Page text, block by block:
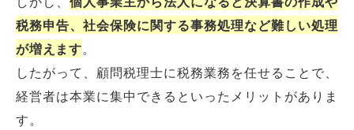
税務申告、社会保険に関する事務処理など難しい処理
が増えます。
したがって、顧問税理士に税務業務を任せることで、
経営者は本業に集中できるといったメリットがありま
す。